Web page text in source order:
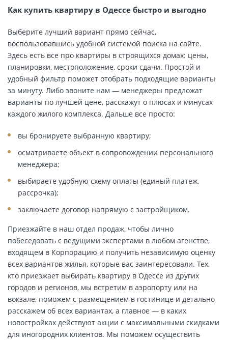
Как купить квартиру в Одессе быстро и выгодно
Выберите лучший вариант прямо сейчас,
воспользовавшись удобной системой поиска на сайте.
Здесь есть все про квартиры в строящихся домах: цены,
планировки, местоположение, сроки сдачи. Простой и
удобный фильтр поможет отобрать подходящие варианты
за минуту. Либо звоните нам — менеджеры предложат
варианты по лучшей цене, расскажут о плюсах и минусах
каждого жилого комплекса. Дальше все просто:
вы бронируете выбранную квартиру;
осматриваете объект в сопровождении персонального
менеджера;
выбираете удобную схему оплаты (единый платеж,
рассрочка);
заключаете договор напрямую с застройщиком.
Приезжайте в наш отдел продаж, чтобы лично
побеседовать с ведущими экспертами в любом агенстве,
входящем в Корпорацию и получить независимую оценку
всех вариантов жилья, которые вас заинтересовали. Тех,
кто приезжает выбирать квартиру в Одессе из других
городов и регионов, мы встретим в аэропорту или на
вокзале, поможем с размещением в гостинице и детально
расскажем об всех вариантах, а главное — в каких
новостройках действуют акции с максимальными скидками
для иногородних клиентов. Мы поможем осуществить